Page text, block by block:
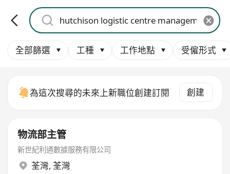
全部篩選 工種 工作地點 受僱形式
為這次搜尋的未來上新職位創建訂閱 創建
物流部主管
新世紀利通數據服務有限公司
荃灣, 荃灣